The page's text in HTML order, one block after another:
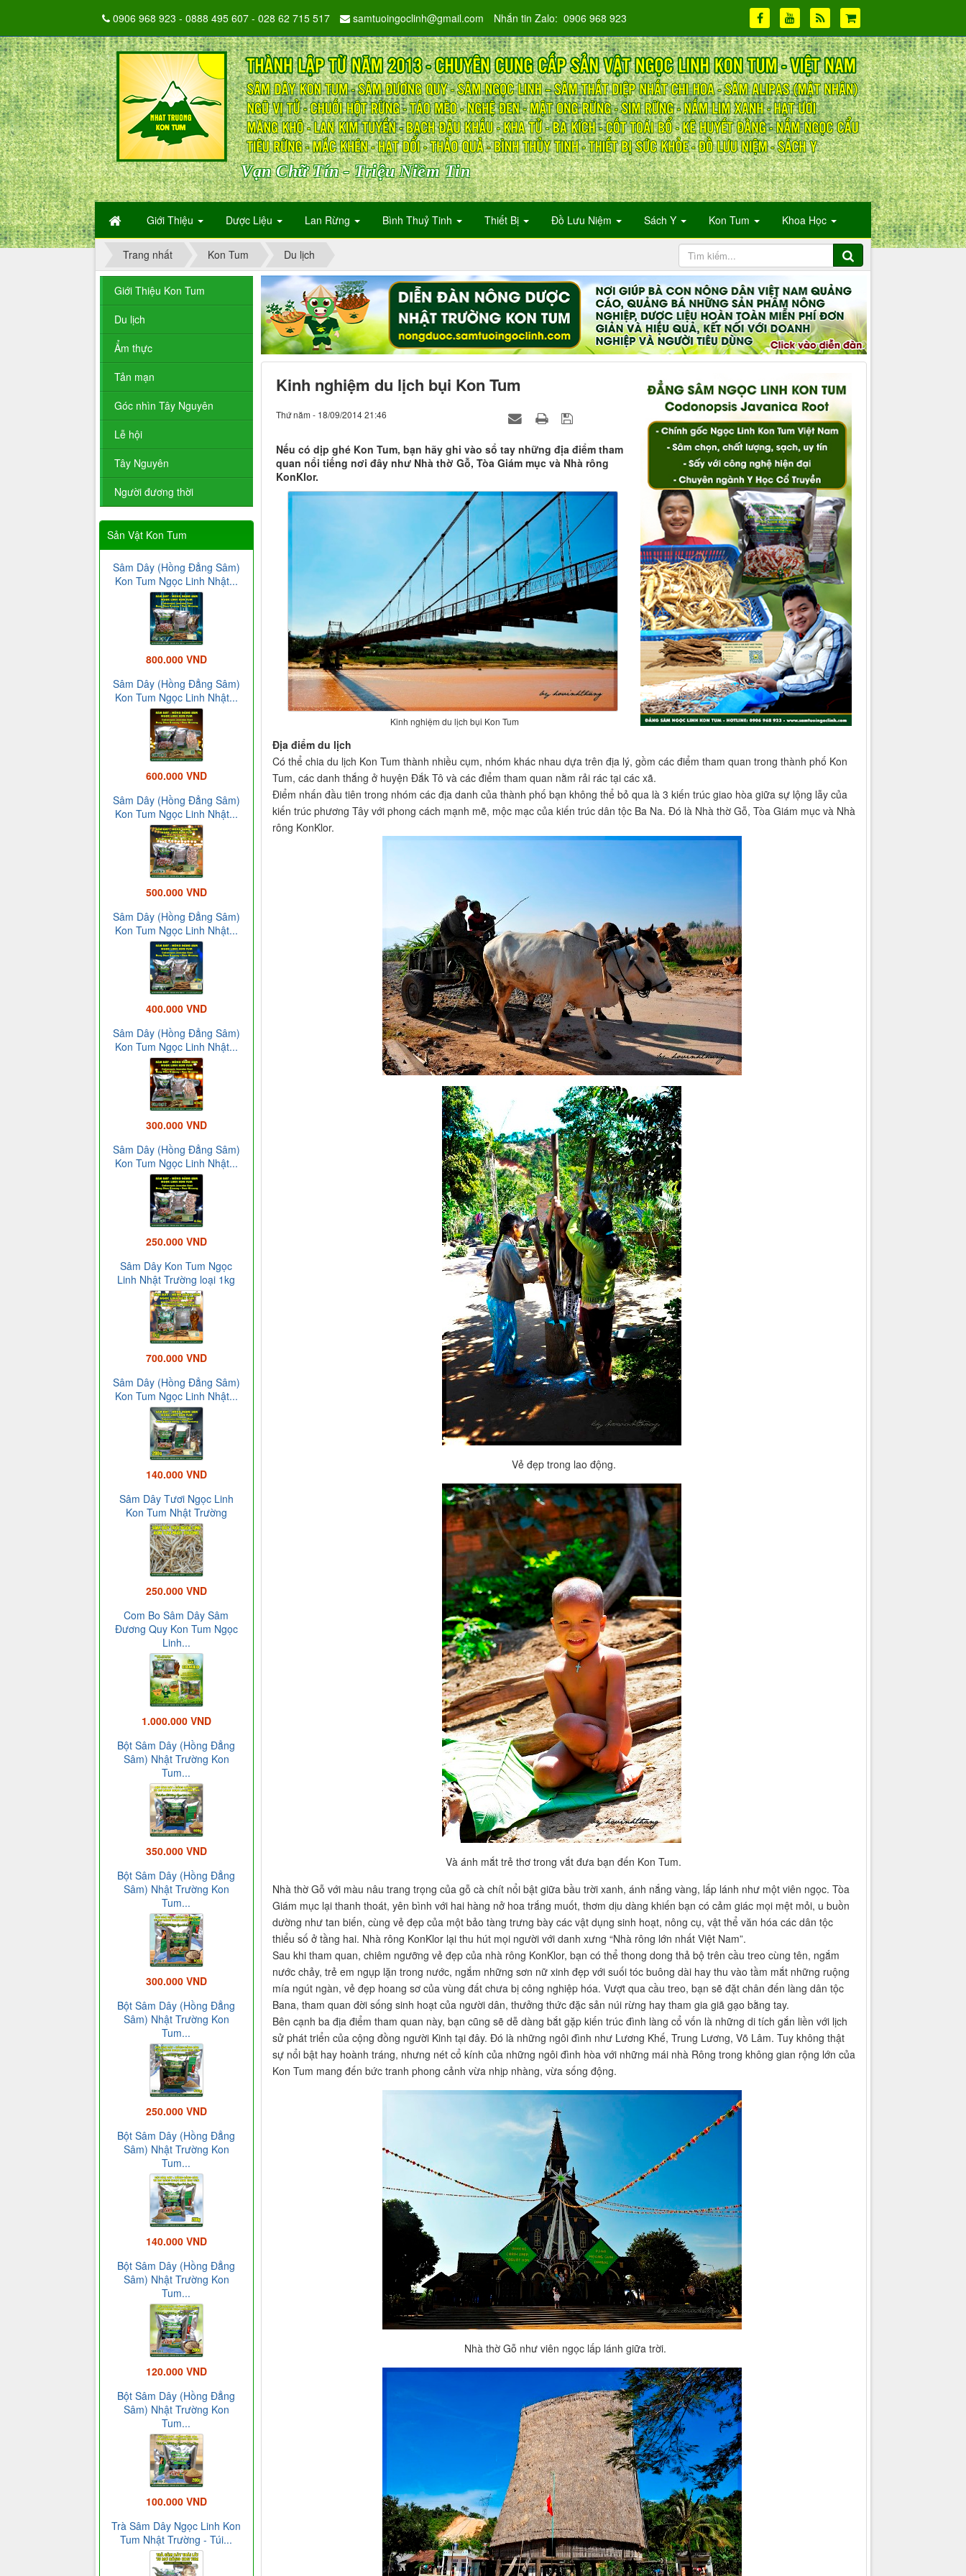
Vạn Chữ Tín - Triệu Niềm Tin
Giới Thiệu Dược Liệu Lan Rừng Bình Thuỷ Tinh Thiết Bị Đồ Lưu Niệm Sách Y Kon Tum Khoa Học
0906 968 923 - 0888 495 607 - 028 62 715 517 samtuoingoclinh@gmail.com Nhắn tin Zalo: 0906 968 923
Trang nhất Kon Tum Du lịch
Kinh nghiệm du lịch bụi Kon Tum
Thứ năm - 18/09/2014 21:46
Nếu có dịp ghé Kon Tum, bạn hãy ghi vào sổ tay những địa điểm tham
quan nổi tiếng nơi đây như Nhà thờ Gỗ, Tòa Giám mục và Nhà rông
KonKlor.
Kinh nghiệm du lịch bụi Kon Tum
Địa điểm du lịch
Có thể chia du lịch Kon Tum thành nhiều cụm, nhóm khác nhau dựa trên địa lý, gồm các điểm tham quan trong thành phố Kon
Tum, các danh thắng ở huyện Đắk Tô và các điểm tham quan nằm rải rác tại các xã.
Điểm nhấn đầu tiên trong nhóm các địa danh của thành phố bạn không thể bỏ qua là 3 kiến trúc giao hòa giữa sự lộng lẫy của
kiến trúc phương Tây với phong cách mạnh mẽ, mộc mạc của kiến trúc dân tộc Ba Na. Đó là Nhà thờ Gỗ, Tòa Giám mục và Nhà
rông KonKlor.
Vẻ đẹp trong lao động.
Và ánh mắt trẻ thơ trong vắt đưa bạn đến Kon Tum.
Nhà thờ Gỗ với màu nâu trang trọng của gỗ cà chít nổi bật giữa bầu trời xanh, ánh nắng vàng, lấp lánh như một viên ngọc. Tòa
Giám mục lại thanh thoát, yên bình với hai hàng nở hoa trắng muốt, thơm dịu dàng khiến bạn có cảm giác mọi mệt mỏi, u buồn
dường như tan biến, cùng vẻ đẹp của một bảo tàng trưng bày các vật dụng sinh hoạt, nông cụ, vật thể văn hóa các dân tộc
thiểu số ở tầng hai. Nhà rông KonKlor lại thu hút mọi người với danh xưng “Nhà rông lớn nhất Việt Nam”.
Sau khi tham quan, chiêm ngưỡng vẻ đẹp của nhà rông KonKlor, bạn có thể thong dong thả bộ trên cầu treo cùng tên, ngắm
nước chảy, trẻ em ngụp lặn trong nước, ngắm những sơn nữ xinh đẹp với suối tóc buông dài hay thu vào tầm mắt những ruộng
mía ngút ngàn, vẻ đẹp hoang sơ của vùng đất chưa bị công nghiệp hóa. Vượt qua cầu treo, bạn sẽ đặt chân đến làng dân tộc
Bana, tham quan đời sống sinh hoạt của người dân, thưởng thức đặc sản núi rừng hay tham gia giã gạo bằng tay.
Bên cạnh ba địa điểm tham quan này, bạn cũng sẽ dễ dàng bắt gặp kiến trúc đình làng cổ vốn là những di tích gắn liền với lịch
sử phát triển của cộng đồng người Kinh tại đây. Đó là những ngôi đình như Lương Khế, Trung Lương, Võ Lâm. Tuy không thật
sự nổi bật hay hoành tráng, nhưng nét cổ kính của những ngôi đình hòa với những mái nhà Rông trong không gian rộng lớn của
Kon Tum mang đến bức tranh phong cảnh vừa nhịp nhàng, vừa sống động.
Nhà thờ Gỗ như viên ngọc lấp lánh giữa trời.
Giới Thiệu Kon Tum
Du lịch
Ẩm thực
Tản mạn
Góc nhìn Tây Nguyên
Lễ hội
Tây Nguyên
Người đương thời
Sản Vật Kon Tum
Sâm Dây (Hồng Đẳng Sâm)
Kon Tum Ngọc Linh Nhật...
800.000 VND
Sâm Dây (Hồng Đẳng Sâm)
Kon Tum Ngọc Linh Nhật...
600.000 VND
Sâm Dây (Hồng Đẳng Sâm)
Kon Tum Ngọc Linh Nhật...
500.000 VND
Sâm Dây (Hồng Đẳng Sâm)
Kon Tum Ngọc Linh Nhật...
400.000 VND
Sâm Dây (Hồng Đẳng Sâm)
Kon Tum Ngọc Linh Nhật...
300.000 VND
Sâm Dây (Hồng Đẳng Sâm)
Kon Tum Ngọc Linh Nhật...
250.000 VND
Sâm Dây Kon Tum Ngọc
Linh Nhật Trường loại 1kg
700.000 VND
Sâm Dây (Hồng Đẳng Sâm)
Kon Tum Ngọc Linh Nhật...
140.000 VND
Sâm Dây Tươi Ngọc Linh
Kon Tum Nhật Trường
250.000 VND
Com Bo Sâm Dây Sâm
Đương Quy Kon Tum Ngọc
Linh...
1.000.000 VND
Bột Sâm Dây (Hồng Đẳng
Sâm) Nhật Trường Kon
Tum...
350.000 VND
Bột Sâm Dây (Hồng Đẳng
Sâm) Nhật Trường Kon
Tum...
300.000 VND
Bột Sâm Dây (Hồng Đẳng
Sâm) Nhật Trường Kon
Tum...
250.000 VND
Bột Sâm Dây (Hồng Đẳng
Sâm) Nhật Trường Kon
Tum...
140.000 VND
Bột Sâm Dây (Hồng Đẳng
Sâm) Nhật Trường Kon
Tum...
120.000 VND
Bột Sâm Dây (Hồng Đẳng
Sâm) Nhật Trường Kon
Tum...
100.000 VND
Trà Sâm Dây Ngọc Linh Kon
Tum Nhật Trường - Túi...